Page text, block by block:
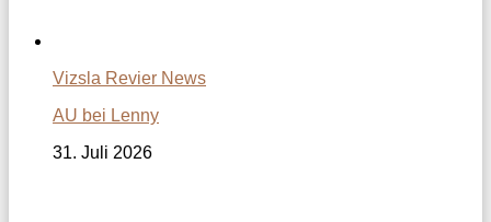
Vizsla Revier News
AU bei Lenny
31. Juli 2026